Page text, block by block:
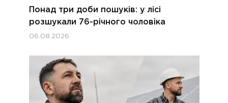
Понад три доби пошуків: у лісі
розшукали 76-річного чоловіка
06.08.2026